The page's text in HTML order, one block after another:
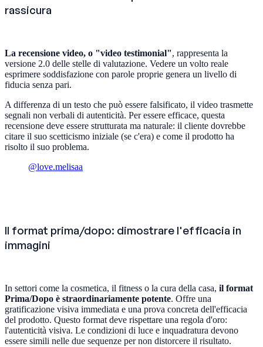
rassicura
La recensione video, o "video testimonial", rappresenta la
versione 2.0 delle stelle di valutazione. Vedere un volto reale
esprimere soddisfazione con parole proprie genera un livello di
fiducia senza pari.
A differenza di un testo che può essere falsificato, il video trasmette
segnali non verbali di autenticità. Per essere efficace, questa
recensione deve essere strutturata ma naturale: il cliente dovrebbe
citare il suo scetticismo iniziale (se c'era) e come il prodotto ha
risolto il suo problema.
@love.melisaa
Il format prima/dopo: dimostrare l'efficacia in
immagini
In settori come la cosmetica, il fitness o la cura della casa, il format
Prima/Dopo è straordinariamente potente. Offre una
gratificazione visiva immediata e una prova concreta dell'efficacia
del prodotto. Questo format deve rispettare una regola d'oro:
l'autenticità visiva. Le condizioni di luce e inquadratura devono
essere simili nelle due sequenze per non distorcere il risultato.